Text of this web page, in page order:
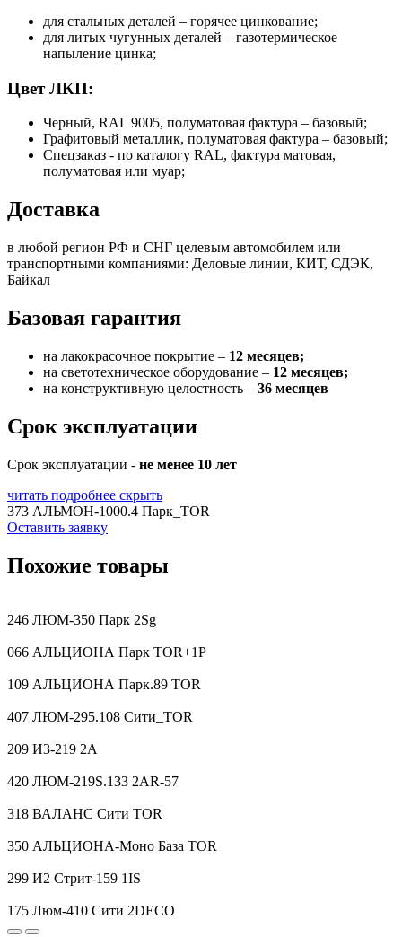
для стальных деталей – горячее цинкование;
для литых чугунных деталей – газотермическое
напыление цинка;
Цвет ЛКП:
Черный, RAL 9005, полуматовая фактура – базовый;
Графитовый металлик, полуматовая фактура – базовый;
Спецзаказ - по каталогу RAL, фактура матовая,
полуматовая или муар;
Доставка
в любой регион РФ и СНГ целевым автомобилем или
транспортными компаниями: Деловые линии, КИТ, СДЭК,
Байкал
Базовая гарантия
на лакокрасочное покрытие – 12 месяцев;
на светотехническое оборудование – 12 месяцев;
на конструктивную целостность – 36 месяцев
Срок эксплуатации
Срок эксплуатации - не менее 10 лет
читать подробнее скрыть
373 АЛЬМОН-1000.4 Парк_TOR
Оставить заявку
Похожие товары
246 ЛЮМ-350 Парк 2Sg
066 АЛЬЦИОНА Парк TOR+1P
109 АЛЬЦИОНА Парк.89 TOR
407 ЛЮМ-295.108 Сити_TOR
209 И3-219 2A
420 ЛЮМ-219S.133 2AR-57
318 ВАЛАНС Сити TOR
350 АЛЬЦИОНА-Моно База TOR
299 И2 Стрит-159 1IS
175 Люм-410 Сити 2DECO